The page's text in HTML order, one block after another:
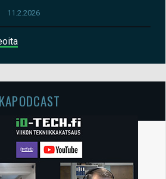
11.2.2026